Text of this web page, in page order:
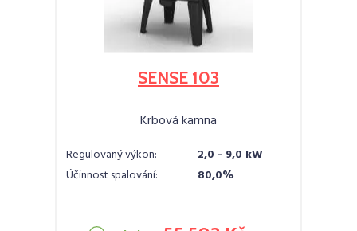
SENSE 103
Krbová kamna
Regulovaný výkon:
2,0 - 9,0 kW
Účinnost spalování:
80,0%